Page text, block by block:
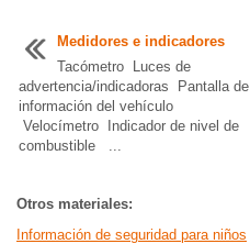
Medidores e indicadores
Tacómetro Luces de
advertencia/indicadoras Pantalla de
información del vehículo
Velocímetro Indicador de nivel de
combustible ...
Otros materiales:
Información de seguridad para niños